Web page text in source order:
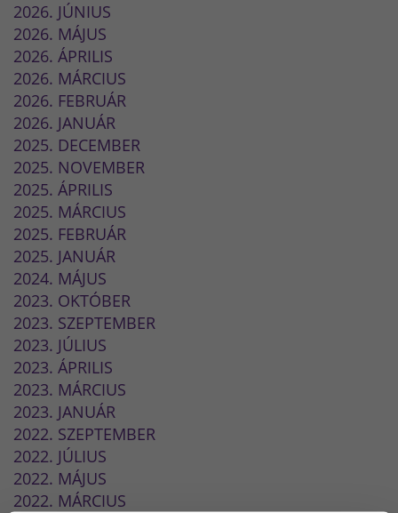
2026. JÚNIUS
2026. MÁJUS
2026. ÁPRILIS
2026. MÁRCIUS
2026. FEBRUÁR
2026. JANUÁR
2025. DECEMBER
2025. NOVEMBER
2025. ÁPRILIS
2025. MÁRCIUS
2025. FEBRUÁR
2025. JANUÁR
2024. MÁJUS
2023. OKTÓBER
2023. SZEPTEMBER
2023. JÚLIUS
2023. ÁPRILIS
2023. MÁRCIUS
2023. JANUÁR
2022. SZEPTEMBER
2022. JÚLIUS
2022. MÁJUS
2022. MÁRCIUS